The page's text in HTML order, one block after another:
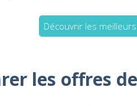
Découvrir les
les offres